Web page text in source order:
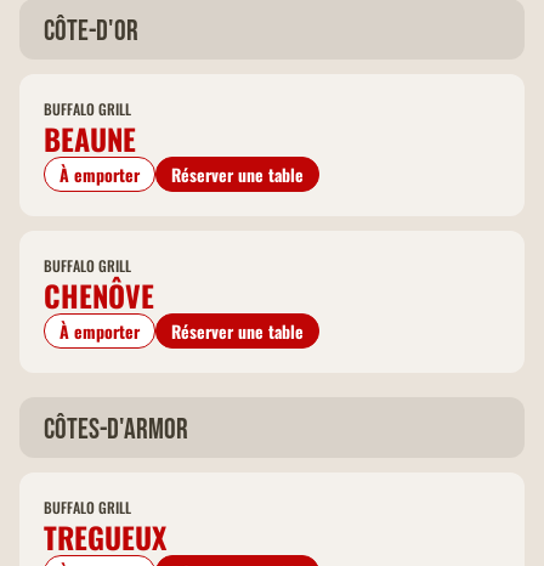
Côte-d'Or
BUFFALO GRILL
BEAUNE
À emporter Réserver une table
BUFFALO GRILL
CHENÔVE
À emporter Réserver une table
Côtes-d'Armor
BUFFALO GRILL
TREGUEUX